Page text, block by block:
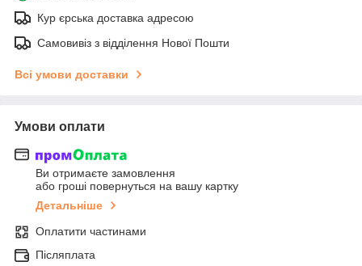
Кур єрська доставка адресою
Самовивіз з відділення Нової Пошти
Всі умови доставки
Умови оплати
Ви отримаєте замовлення
або гроші повернуться на вашу картку
Детальніше
Оплатити частинами
Післяплата